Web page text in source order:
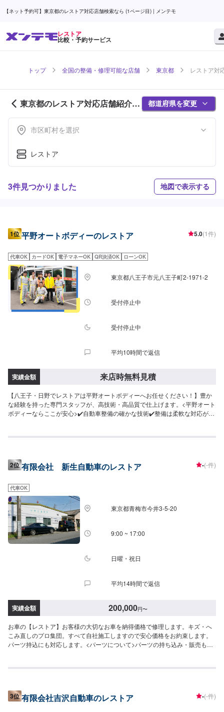
【ネット予約可】東京都のレストア対応店舗検索なら (1ページ目) | メンテモ
レストア
比較・予約サービス
トップ 全国の整備・修理可能な店舗 東京都 レストア対
東京都のレストア対応店舗紹介 (1
ページ目)
都道府県を変更
市区町村を選択
レストア
3件見つかりました 地図で表示する
1位 平野オートボディーのレストア 5.0(1件)
代車OK カードOK 電子マネーOK QR決済OK ローンOK
東京都八王子市元八王子町2-1971-2
受付停止中
受付停止中
平均10時間で返信
実績金額 来店時無料見積
【八王子・日野でレストアは平野オートボディーへお任せください！】豊か
な経験を持った専門スタッフが、高技術・高品質で仕上げます。<平野オート
ボディーならここが安心>✔️自動車整備の確かな技術✔️整備は柔軟な対応が可
車・輸入車の違いや車の新しさの違いで、修理ができなかったり料金に影響
が不可能ということや追加料金をいただくということはありません。【Q】
特殊な色でも大丈夫ですか。修理箇所に関して保証はありますか。【A】専門
さい。保証に関しましても、万が一修理箇所に不具合が生じましたら無償で
ご対応させていただきます。<営業時間>9:30~18:00
2位 有限会社 新生自動車のレストア -(-件)
代車OK
東京都青梅市今井3-5-20
9:00 ~ 17:00
日曜・祝日
平均14時間で返信
実績金額 200,000円〜
お車の【レストア】お客様の大切なお車を納得価格で修理します。キズ・へ
こみ直しのプロ集団。すべて自社施工しますので安心価格をお約束します。
パーツ持込にも対応します。<パーツについて>パーツの持ち込み・販売も可
す。お車の作業中は代車をご利用ください。※代車の燃料代はお客様にご負担
木・金営業時間：9:00~18:00
3位 有限会社吉沢自動車のレストア -(-件)